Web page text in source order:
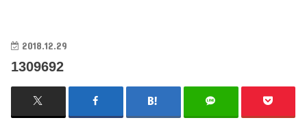
2018.12.29
1309692